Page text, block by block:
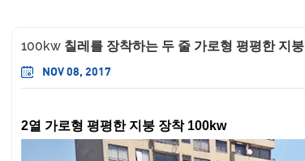
100kw 칠레를 장착하는 두 줄 가로형 평평한 지붕
NOV 08, 2017
2열 가로형 평평한 지붕 장착 100kw